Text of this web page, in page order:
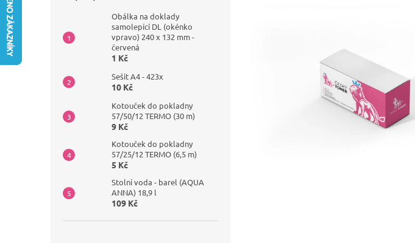
Obálka na doklady
samolepící DL (okénko
vpravo) 240 x 132 mm -
červená
1 Kč
Sešit A4 - 423x
10 Kč
Kotouček do pokladny
57/50/12 TERMO (30 m)
9 Kč
Kotouček do pokladny
57/25/12 TERMO (6,5 m)
5 Kč
Stolní voda - barel (AQUA
ANNA) 18,9 l
109 Kč